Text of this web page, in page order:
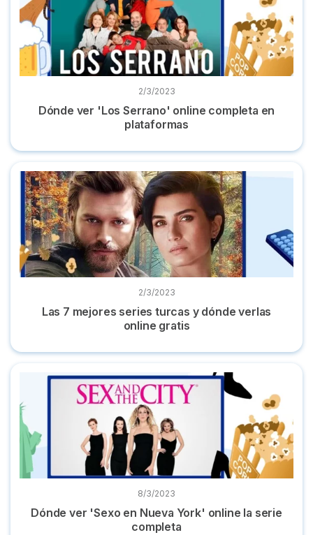
2/3/2023
Dónde ver 'Los Serrano' online completa en
plataformas
Las 7 mejores series turcas y dónde verlas online gratis
2/3/2023
Las 7 mejores series turcas y dónde verlas
online gratis
Dónde ver 'Sexo en Nueva York' online la serie completa
8/3/2023
Dónde ver 'Sexo en Nueva York' online la serie
completa